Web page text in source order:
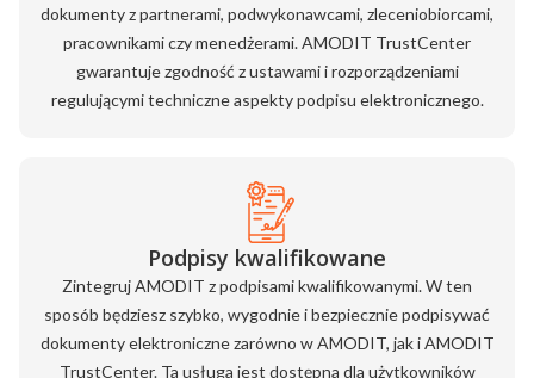
dokumenty z partnerami, podwykonawcami, zleceniobiorcami,
pracownikami czy menedżerami. AMODIT TrustCenter
gwarantuje zgodność z ustawami i rozporządzeniami
regulującymi techniczne aspekty podpisu elektronicznego.
Podpisy kwalifikowane
Zintegruj AMODIT z podpisami kwalifikowanymi. W ten
sposób będziesz szybko, wygodnie i bezpiecznie podpisywać
dokumenty elektroniczne zarówno w AMODIT, jak i AMODIT
TrustCenter. Ta usługa jest dostępna dla użytkowników